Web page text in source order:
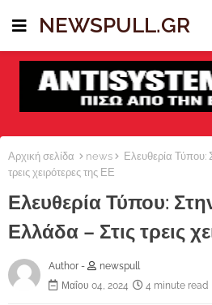
NEWSPULL.GR
Αρχική σελίδα news
Ελευθερία Τύπου:
τρεις χειρότερες της ΕΕ
Ελευθερία Τύπου:
Ελλάδα – Στις τρεις
Author -
newspull
Μαΐου 04, 2024
4 minute read